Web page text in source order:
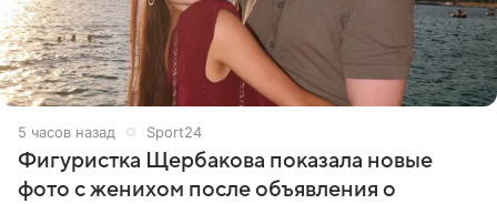
5 часов назад Sport24
Фигуристка Щербакова показала новые
фото с женихом после объявления о